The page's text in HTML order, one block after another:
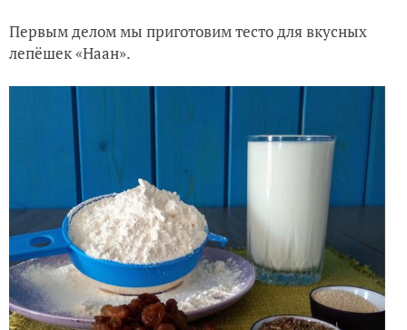
Первым делом мы приготовим тесто для вкусных
лепёшек «Наан».